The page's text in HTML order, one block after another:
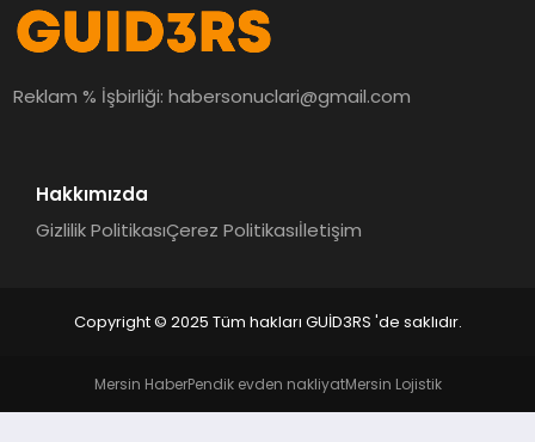
Reklam % İşbirliği:habersonuclari@gmail.com
Hakkımızda
Gizlilik PolitikasıÇerez Politikasıİletişim
Copyright © 2025 Tüm hakları GUİD3RS 'de saklıdır.
Mersin HaberPendik evden nakliyatMersin Lojistik